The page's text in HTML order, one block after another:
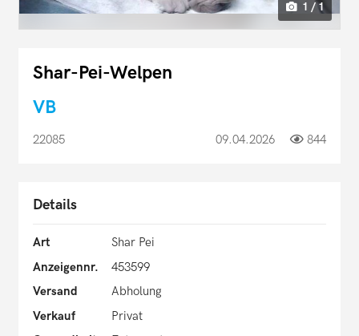
1 / 1
Shar-Pei-Welpen
VB
22085 09.04.2026 844
Details
Art
Shar Pei
Anzeigennr.
453599
Versand
Abholung
Verkauf
Privat